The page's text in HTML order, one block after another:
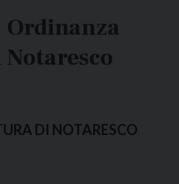
Ordinanza
DI NOTARESCO